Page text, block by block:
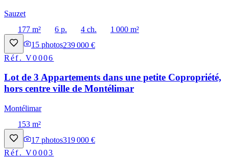
Sauzet
177 m²
6 p. 4 ch.
1 000 m²
15 photos239 000 €
Réf.V0006
Lot de 3 Appartements dans une petite Copropriété,
hors centre ville de Montélimar
Montélimar
153 m²
17 photos319 000 €
Réf.V0003